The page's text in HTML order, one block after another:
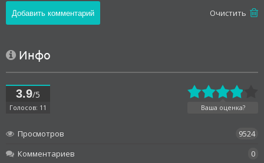
Oчистить
Инфо
3.9/5
Голосов: 11 Ваша оценка?
Просмотров
9524
Комментариев
0